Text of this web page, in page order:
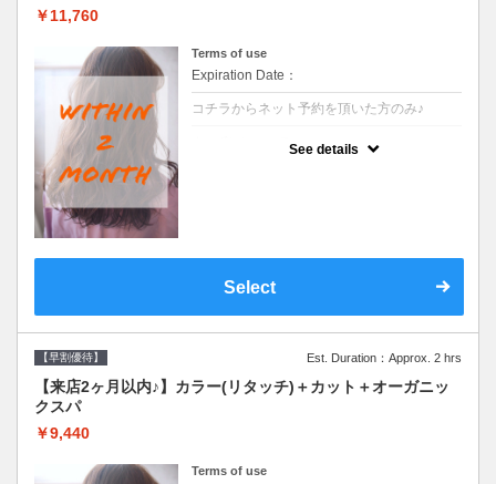
￥11,760
Terms of use
Expiration Date：
コチラからネット予約を頂いた方のみ♪
See details
Select
【早割優待】 Est. Duration：Approx. 2 hrs
【来店2ヶ月以内♪】カラー(リタッチ)＋カット＋オーガニッ
クスパ
￥9,440
Terms of use